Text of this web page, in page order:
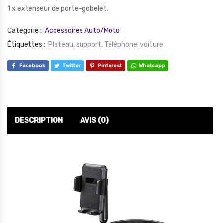
1 x extenseur de porte-gobelet.
Catégorie : Accessoires Auto/Moto
Étiquettes : Plateau,support, Téléphone,voiture
Facebook Twitter Pinterest Whatsapp
DESCRIPTION AVIS (0)